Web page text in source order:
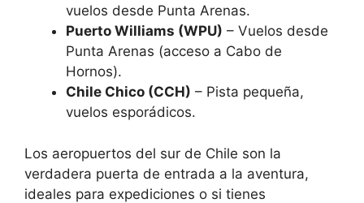
vuelos desde Punta Arenas.
Puerto Williams (WPU) – Vuelos desde
Punta Arenas (acceso a Cabo de
Hornos).
Chile Chico (CCH) – Pista pequeña,
vuelos esporádicos.
Los aeropuertos del sur de Chile son la
verdadera puerta de entrada a la aventura,
ideales para expediciones o si tienes